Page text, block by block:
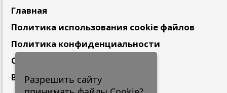
Главная
Политика использования cookie файлов
Политика конфиденциальности
Сотрудничество
Вакансии
Разрешить сайту